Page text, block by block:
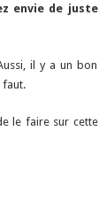
envie de juste
il y a un bon
faut.
le faire sur cette